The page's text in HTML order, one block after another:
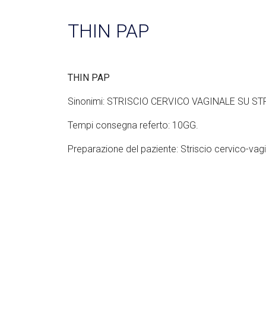
THIN PAP
THIN PAP
Sinonimi: STRISCIO CERVICO VAGINALE SU
Tempi consegna referto: 10GG.
Preparazione del paziente: Striscio cervico-